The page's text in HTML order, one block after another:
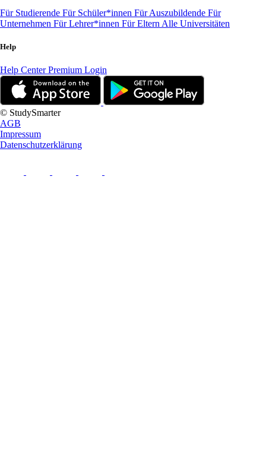
Für Studierende Für Schüler*innen Für Auszubildende Für
Unternehmen Für Lehrer*innen Für Eltern Alle Universitäten
Help
Help CenterPremium Login
© StudySmarter
AGB
Impressum
Datenschutzerklärung